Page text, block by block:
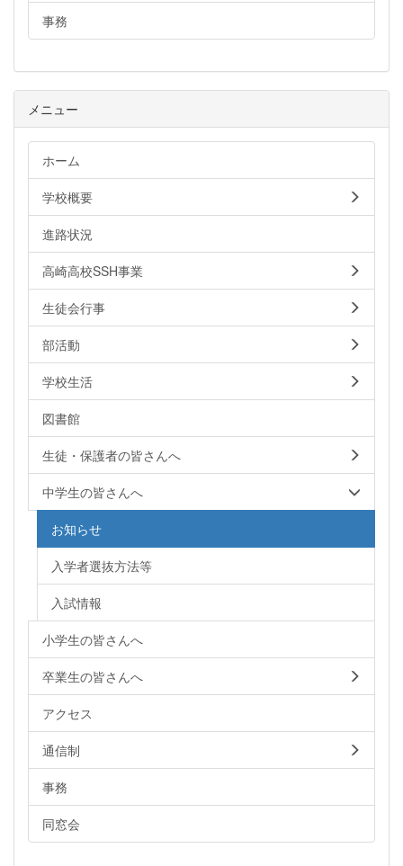
事務
メニュー
ホーム
学校概要
進路状況
高崎高校SSH事業
生徒会行事
部活動
学校生活
図書館
生徒・保護者の皆さんへ
中学生の皆さんへ
お知らせ
入学者選抜方法等
入試情報
小学生の皆さんへ
卒業生の皆さんへ
アクセス
通信制
事務
同窓会